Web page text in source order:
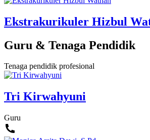
Ekstrakurikuler Hizbul
Guru & Tenaga Pendidik
Tenaga pendidik profesional
Tri Kirwahyuni
Guru